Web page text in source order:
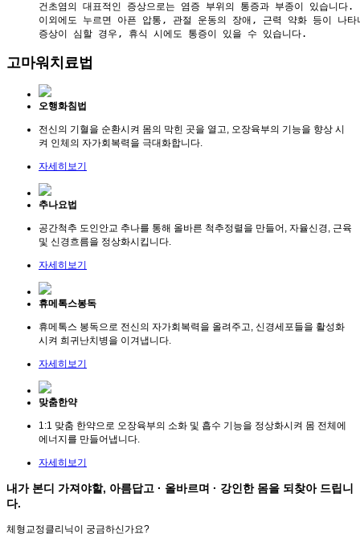
건초염의 대표적인 증상으로는 염증 부위의 통증과 부종이 있습니다.
이외에도 누르면 아픈 압통, 관절 운동의 장애, 근력 약화 등이 나타
고마워치료법
오행화침법
전신의 기혈을 순환시켜 몸의 막힌 곳을 열고, 오장육부의 기능을 향상 시
켜 인체의 자가회복력을 극대화합니다.
자세히보기
추나요법
공간척추 도인안교 추나를 통해 올바른 척추정렬을 만들어, 자율신경, 근육
및 신경흐름을 정상화시킵니다.
자세히보기
휴메톡스봉독
휴메톡스 봉독으로 전신의 자가회복력을 올려주고, 신경세포들을 활성화
시켜 희귀난치병을 이겨냅니다.
자세히보기
맞춤한약
1:1 맞춤 한약으로 오장육부의 소화 및 흡수 기능을 정상화시켜 몸 전체에
에너지를 만들어냅니다.
자세히보기
내가 본디 가져야할, 아름답고 · 올바르며 · 강인한 몸을 되찾아 드립니
다.
체형교정클리닉이 궁금하신가요?